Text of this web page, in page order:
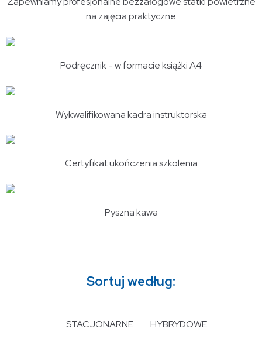
na zajęcia praktyczne
Podręcznik - w formacie książki A4
Wykwalifikowana kadra instruktorska
Certyfikat ukończenia szkolenia
Pyszna kawa
Sortuj według:
STACJONARNE HYBRYDOWE